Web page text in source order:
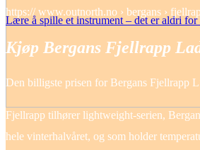
Lære å spille et instrument – det er aldri for
https:// www.outnorth.no › bergans ›
Kjøp Bergans Fjellrapp
Den billigste prisen for Bergans Fjellrapp
Fjellrapp tilhører lightweight-serien,
hele vinterhalvåret, og som holder